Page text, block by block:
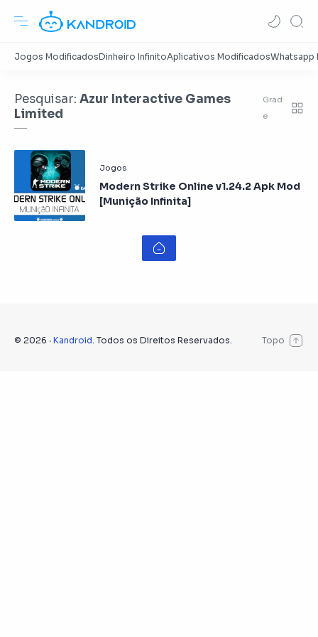
Pesquisar: Azur Interactive Games
Limited
Modern Strike Online v1.24.2 Apk Mod
[Munição Infinita]
© 2026 ‧ Kandroid. Todos os Direitos Reservados.